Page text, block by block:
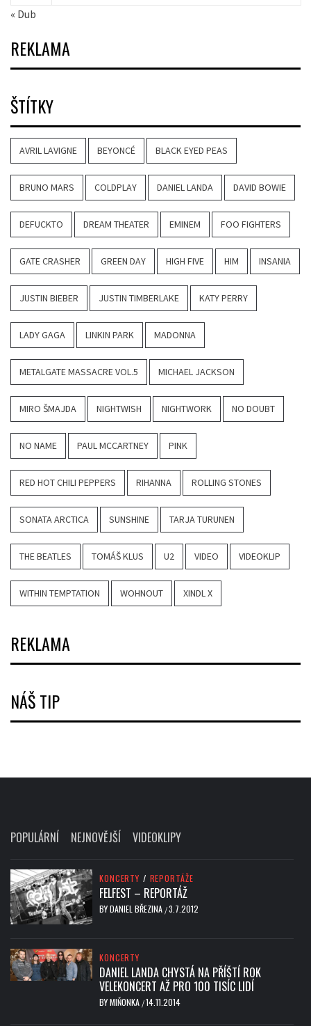
« Dub
REKLAMA
ŠTÍTKY
AVRIL LAVIGNE BEYONCÉ BLACK EYED PEAS
BRUNO MARS COLDPLAY DANIEL LANDA DAVID BOWIE
DEFUCKTO DREAM THEATER EMINEM FOO FIGHTERS
GATE CRASHER GREEN DAY HIGH FIVE HIM INSANIA
JUSTIN BIEBER JUSTIN TIMBERLAKE KATY PERRY
LADY GAGA LINKIN PARK MADONNA
METALGATE MASSACRE VOL.5 MICHAEL JACKSON
MIRO ŠMAJDA NIGHTWISH NIGHTWORK NO DOUBT
NO NAME PAUL MCCARTNEY PINK
RED HOT CHILI PEPPERS RIHANNA ROLLING STONES
SONATA ARCTICA SUNSHINE TARJA TURUNEN
THE BEATLES TOMÁŠ KLUS U2 VIDEO VIDEOKLIP
WITHIN TEMPTATION WOHNOUT XINDL X
REKLAMA
NÁŠ TIP
POPULÁRNÍ NEJNOVĚJŠÍ VIDEOKLIPY
KONCERTY / REPORTÁŽE
FELFEST – REPORTÁŽ
BYDANIEL BŘEZINA /3.7.2012
KONCERTY
DANIEL LANDA CHYSTÁ NA PŘÍŠTÍ ROK
VELEKONCERT AŽ PRO 100 TISÍC LIDÍ
BYMIŇONKA /14.11.2014